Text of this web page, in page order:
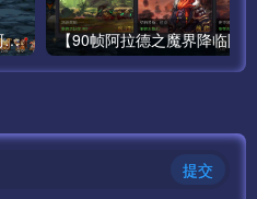
【阿拉德之情怀之龙吟大陆阿拉德高增版】站长推荐经典3D横版闯关手游最新-打包Linux服务端源码视频架设教程-GM总运营WEB管理后台-新版多功能GM授权后台-安卓版本！
提交